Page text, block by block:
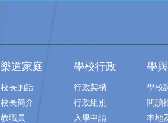
樂道家庭
校長的話
校長簡介
教職員
學校行政
行政架構
行政組別
入學申請
學
學校
閱讀
本地